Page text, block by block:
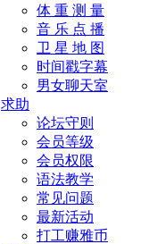
体 重 测 量
音 乐 点 播
卫 星 地 图
时间戳字幕
男女聊天室
求助
论坛守则
会员等级
会员权限
语法教学
常见问题
最新活动
打工赚雅币